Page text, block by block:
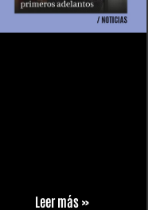
Leer más »